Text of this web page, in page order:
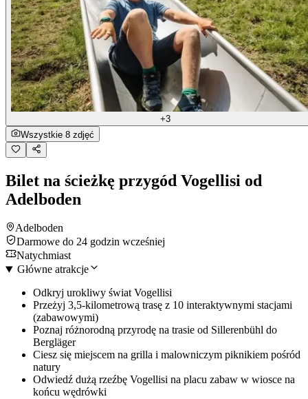
+3
Wszystkie 8 zdjęć
Bilet na ścieżkę przygód Vogellisi od
Adelboden
Adelboden
Darmowe do 24 godzin wcześniej
Natychmiast
Główne atrakcje
Odkryj urokliwy świat Vogellisi
Przeżyj 3,5-kilometrową trasę z 10 interaktywnymi stacjami
(zabawowymi)
Poznaj różnorodną przyrodę na trasie od Sillerenbühl do
Bergläger
Ciesz się miejscem na grilla i malowniczym piknikiem pośród
natury
Odwiedź dużą rzeźbę Vogellisi na placu zabaw w wiosce na
końcu wędrówki